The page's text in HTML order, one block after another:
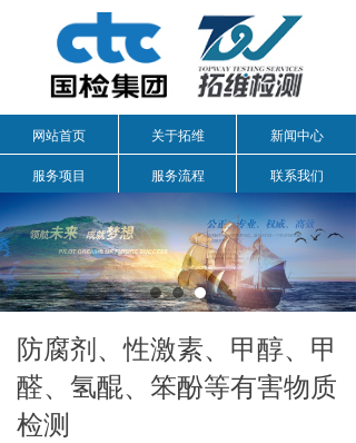
网站首页 关于拓维 新闻中心
服务项目 服务流程 联系我们
防腐剂、性激素、甲醇、甲
醛、氢醌、笨酚等有害物质
检测